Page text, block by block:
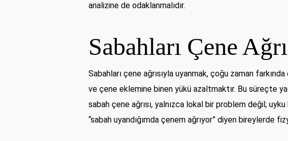
analizine de odaklanmalıdır.
Sabahları Çene
Sabahları çene ağrısıyla uyanmak, çoğu zaman
ve çene eklemine binen yükü azaltmaktır. Bu süreçte
sabah çene ağrısı, yalnızca lokal bir problem değil;
“sabah uyandığımda çenem ağrıyor” diyen bireylerde